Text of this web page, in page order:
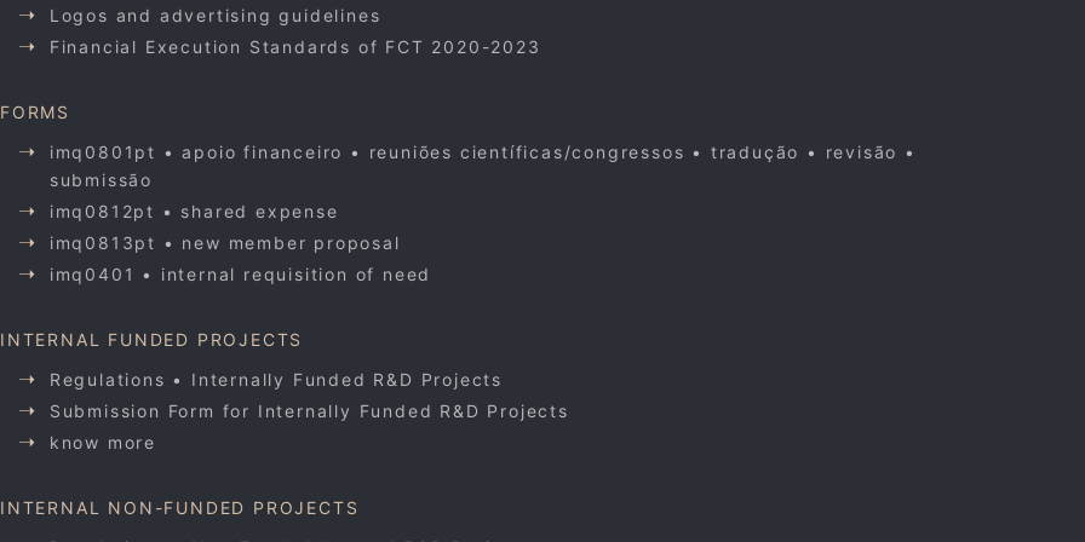
Logos and advertising guidelines
Financial Execution Standards of FCT 2020-2023
FORMS
imq0801pt • apoio financeiro • reuniões científicas/congressos • tradução • revisão •
submissão
imq0812pt • shared expense
imq0813pt • new member proposal
imq0401 • internal requisition of need
INTERNAL FUNDED PROJECTS
Regulations • Internally Funded R&D Projects
Submission Form for Internally Funded R&D Projects
know more
INTERNAL NON-FUNDED PROJECTS